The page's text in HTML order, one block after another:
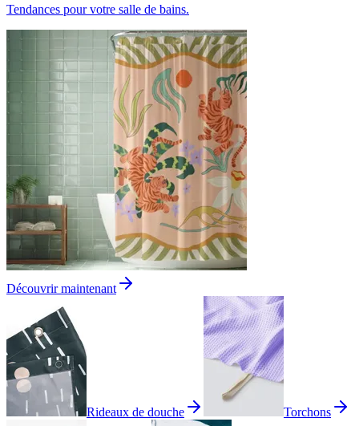
Tendances pour votre salle de bains.
Découvrir maintenant
Rideaux de douche Torchons